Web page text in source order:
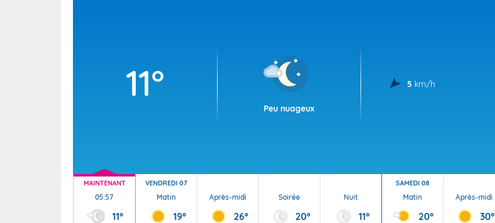
11°
Peu nuageux
5 km/h
MAINTENANT
05:57
11°
VENDREDI 07
Matin
19°
Après-midi
26°
Soirée
20°
Nuit
11°
SAMEDI 08
Matin
20°
Après-midi
30°